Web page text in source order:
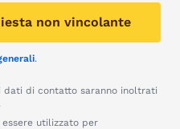
non vincolante
.
dati di contatto saranno inoltrati
utilizzato per